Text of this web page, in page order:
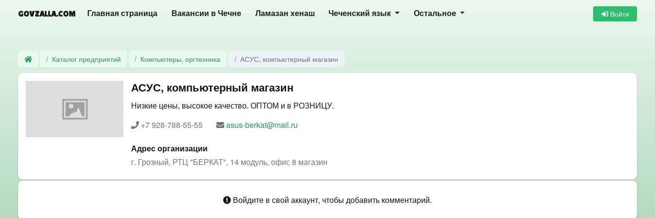
GOVZALLA.COM Главная страница Вакансии в Чечне Ламазан хенаш Чеченский язык Остальное Войти
Каталог предприятий Компьютеры, оргтехника АСУС, компьютерный магазин
АСУС, компьютерный магазин
Низкие цены, высокое качество. ОПТОМ и в РОЗНИЦУ.
+7 928-788-55-55
asus-berkat@mail.ru
Адрес организации
г. Грозный, РТЦ "БЕРКАТ", 14 модуль, офис 8 магазин
Войдите в свой аккаунт, чтобы добавить комментарий.